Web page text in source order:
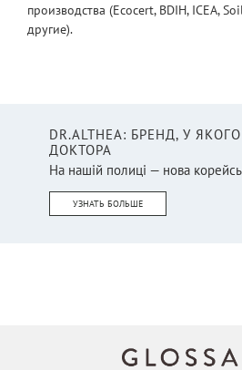
производства (Ecocert, BDIH, ICEA,
другие).
DR.ALTHEA: БРЕНД, У
ДОКТОРА
На нашій полиці — нова
УЗНАТЬ БОЛЬШЕ